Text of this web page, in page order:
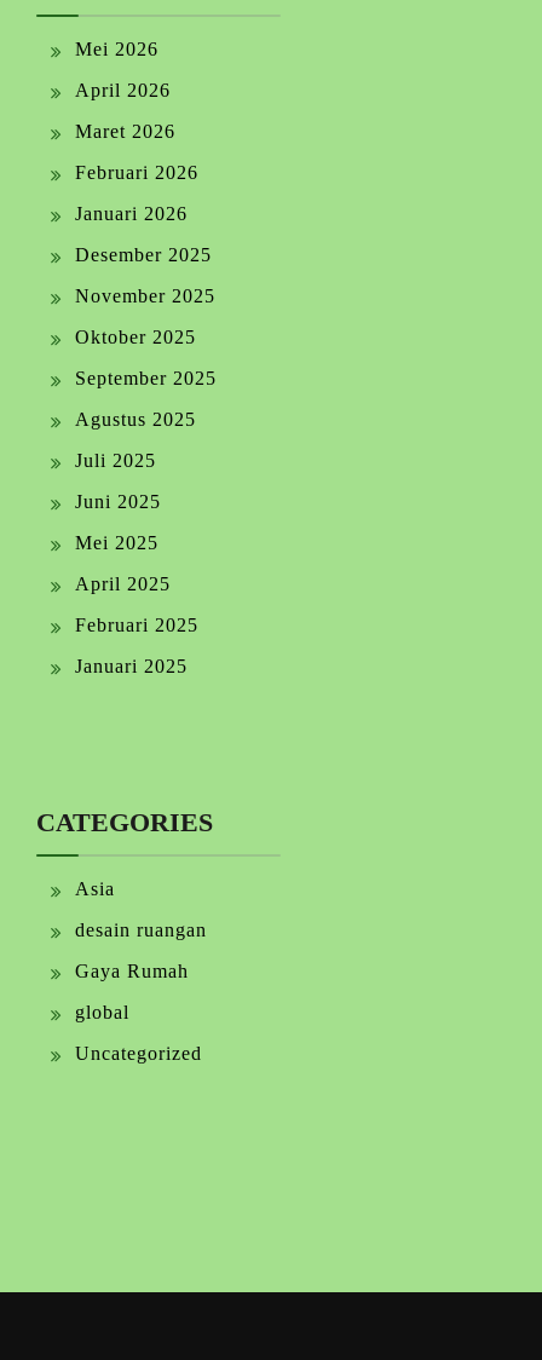
Mei 2026
April 2026
Maret 2026
Februari 2026
Januari 2026
Desember 2025
November 2025
Oktober 2025
September 2025
Agustus 2025
Juli 2025
Juni 2025
Mei 2025
April 2025
Februari 2025
Januari 2025
CATEGORIES
Asia
desain ruangan
Gaya Rumah
global
Uncategorized